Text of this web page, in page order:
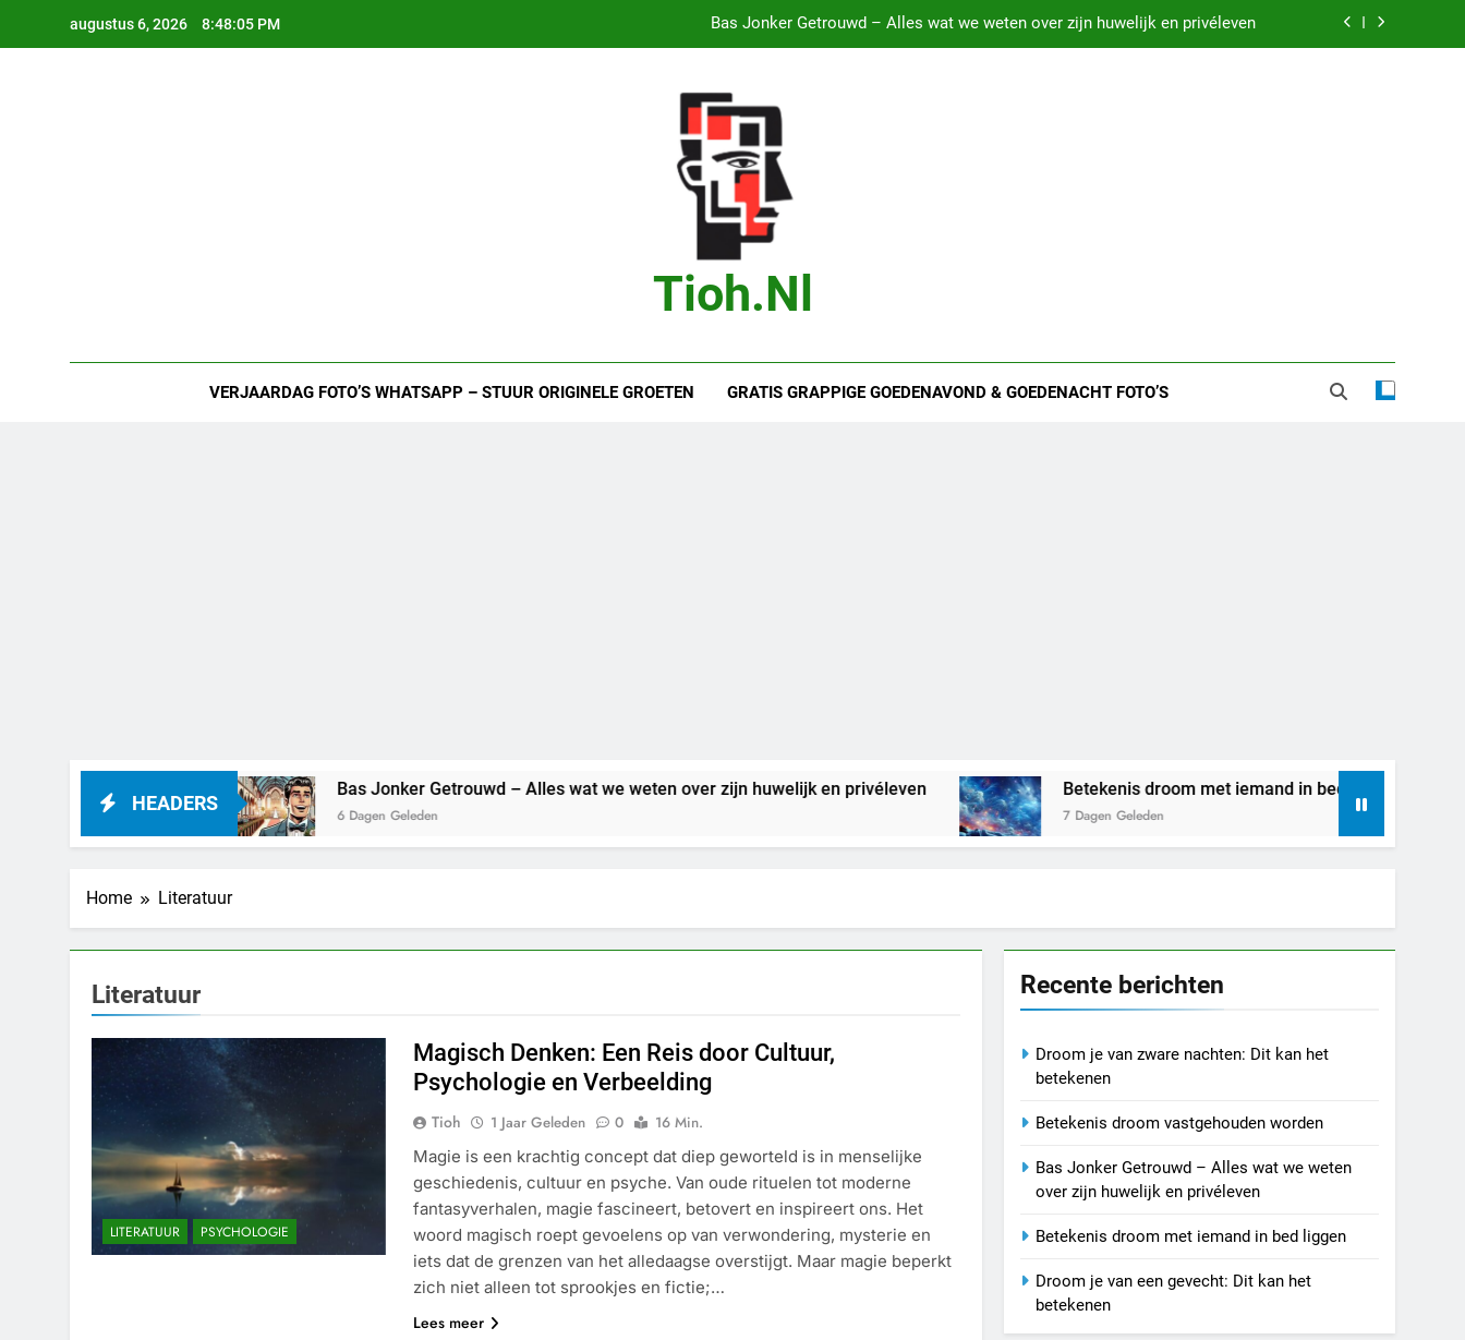
augustus 6, 2026 8:48:06 PM Betekenis droom met iemand in bed liggen
Bas Jonker Getrouwd – Alles wat we weten over zijn huwelijk en privéleven
Tioh.nl
VERJAARDAG FOTO’S WHATSAPP – STUUR ORIGINELE GROETEN GRATIS GRAPPIGE GOEDENAVOND & GOEDENACHT FOTO’S
HEADERS
Bas Jonker Getrouwd – Alles wat we weten over zijn huwelijk en privéleven
6 Dagen Geleden
Betekenis droom met iemand in bed liggen
7 Dagen Geleden
Home Literatuur
Literatuur
LITERATUUR PSYCHOLOGIE
Magisch Denken: Een Reis door Cultuur,
Psychologie en Verbeelding
Tioh 1 Jaar Geleden 0
16 Min.
Magie is een krachtig concept dat diep geworteld is in menselijke
geschiedenis, cultuur en psyche. Van oude rituelen tot moderne
fantasyverhalen, magie fascineert, betovert en inspireert ons. Het
woord magisch roept gevoelens op van verwondering, mysterie en
iets dat de grenzen van het alledaagse overstijgt. Maar magie beperkt
zich niet alleen tot sprookjes en fictie;…
Lees meer
Recente berichten
Droom je van zware nachten: Dit kan het
betekenen
Betekenis droom vastgehouden worden
Bas Jonker Getrouwd – Alles wat we weten
over zijn huwelijk en privéleven
Betekenis droom met iemand in bed liggen
Droom je van een gevecht: Dit kan het
betekenen